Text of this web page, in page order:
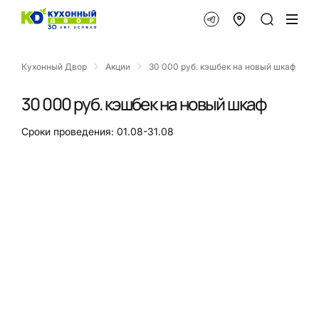
Кухонный Двор Акции 30 000 руб. кэшбек на новый шкаф
30 000 руб. кэшбек на новый шкаф
Сроки проведения: 01.08-31.08